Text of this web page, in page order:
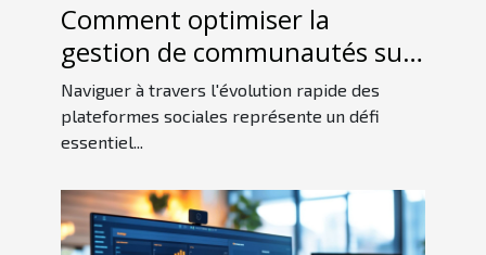
Comment optimiser la
gestion de communautés sur
les nouvelles plateformes
sociales ?
Naviguer à travers l'évolution rapide des
plateformes sociales représente un défi
essentiel...